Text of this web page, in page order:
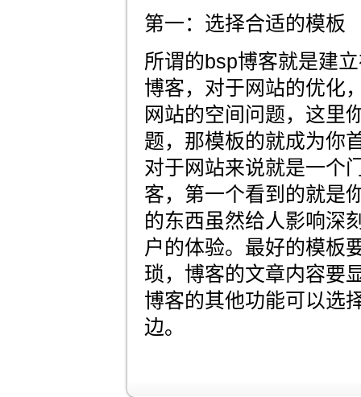
第一：选择合适的模板
所谓的bsp博客就是建
博客，对于网站的优化
网站的空间问题，这里
题，那模板的就成为你
对于网站来说就是一个
客，第一个看到的就是
的东西虽然给人影响深
户的体验。最好的模板
琐，博客的文章内容要
博客的其他功能可以选
边。